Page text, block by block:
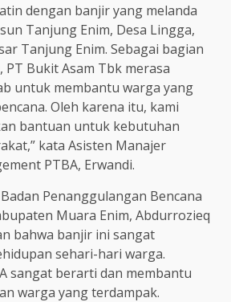
dengan banjir yang melanda
Tanjung Enim, Desa Lingga,
Tanjung Enim. Sebagai bagian
Bukit Asam Tbk merasa
untuk membantu warga yang
Oleh karena itu, kami
bantuan untuk kebutuhan
kata Asisten Manajer
PTBA, Erwandi.
Penanggulangan Bencana
Muara Enim, Abdurrozieq
bahwa banjir ini sangat
sehari-hari warga.
sangat berarti dan membantu
warga yang terdampak.